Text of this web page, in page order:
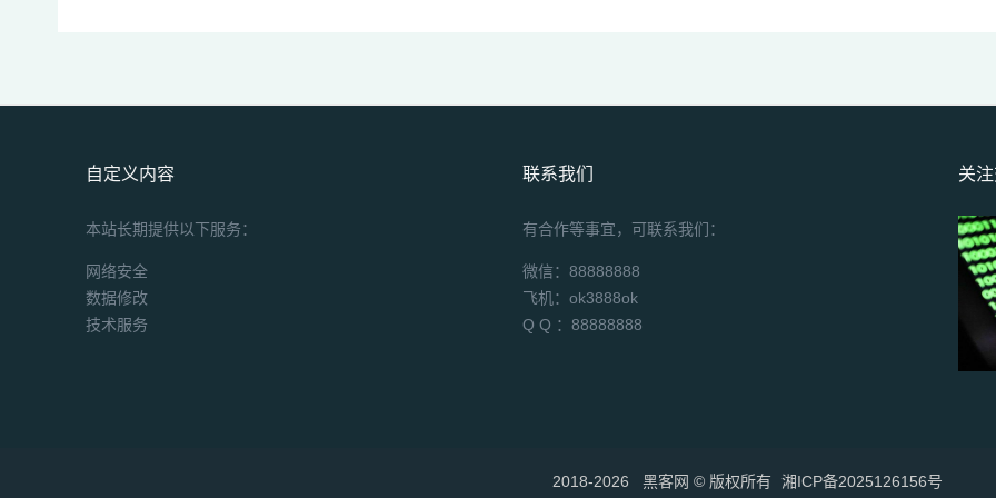
自定义内容
本站长期提供以下服务：
网络安全
数据修改
技术服务
联系我们
有合作等事宜，可联系我们：
微信：88888888
飞机：ok3888ok
Q Q ：88888888
关
2018-2026 黑客网 ©️ 版权所有 湘ICP备2025126156号